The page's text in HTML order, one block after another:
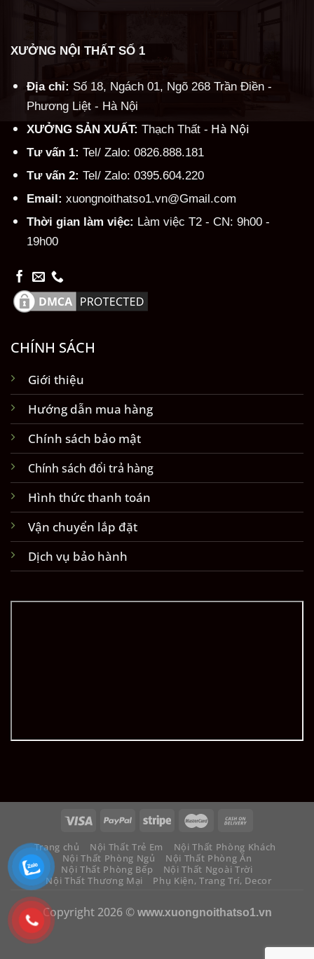
XƯỞNG NỘI THẤT SỐ 1
Địa chỉ: Số 18, Ngách 01, Ngõ 268 Trần Điền -
Phương Liệt - Hà Nội
XƯỞNG SẢN XUẤT: Thạch Thất - Hà Nội
Tư vấn 1: Tel/ Zalo: 0826.888.181
Tư vấn 2: Tel/ Zalo: 0395.604.220
Email: xuongnoithatso1.vn@Gmail.com
Thời gian làm việc: Làm việc T2 - CN: 9h00 -
19h00
CHÍNH SÁCH
Giới thiệu
Hướng dẫn mua hàng
Chính sách bảo mật
Chính sách đổi trả hàng
Hình thức thanh toán
Vận chuyển lắp đặt
Dịch vụ bảo hành
Trang chủ Nội Thất Trẻ Em
Nội Thất Phòng Khách
Nội Thất Phòng Ngủ
Nội Thất Phòng Ăn
Nội Thất Phòng Bếp
Nội Thất Ngoài Trời
Nội Thất Thương Mại
Phụ Kiện, Trang Trí, Decor
Copyright 2026 © www.xuongnoithatso1.vn